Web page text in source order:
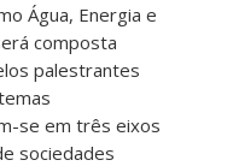
Água, Energia e
composta
palestrantes
se em três eixos
sociedades